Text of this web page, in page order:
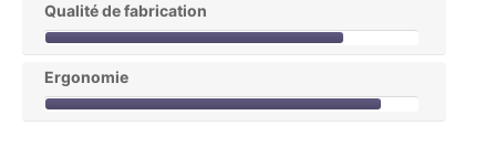
Qualité de fabrication
Ergonomie